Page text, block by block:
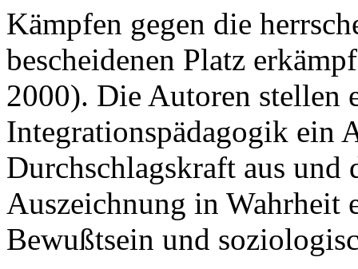
Kämpfen gegen die
bescheidenen Platz
2000). Die Autoren stellen
Integrationspädagogik ein
Durchschlagskraft aus und
Auszeichnung in Wahrheit
Bewußtsein und